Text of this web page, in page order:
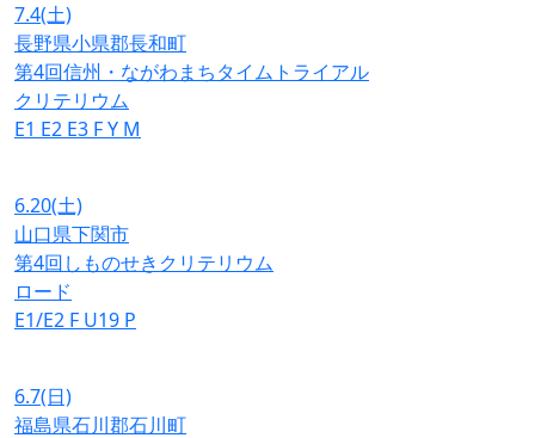
7.4(土)
長野県小県郡長和町
第4回信州・ながわまちタイムトライアル
クリテリウム
E1 E2 E3 FY M
6.20(土)
山口県下関市
第4回しものせきクリテリウム
ロード
E1/E2 F U19 P
6.7(日)
福島県石川郡石川町